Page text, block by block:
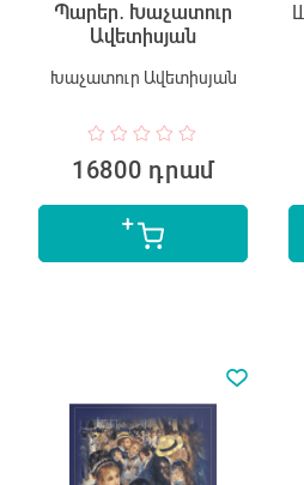
Պարեր․ Խաչատուր
Ավետիսյան
Խաչատուր Ավետիսյան
16800 դրամ